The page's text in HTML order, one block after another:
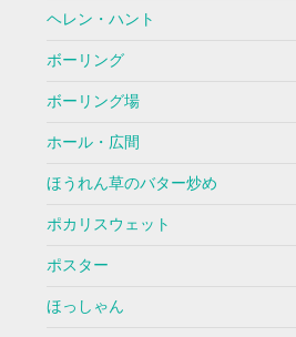
ヘレン・ハント
ボーリング
ボーリング場
ホール・広間
ほうれん草のバター炒め
ポカリスウェット
ポスター
ほっしゃん